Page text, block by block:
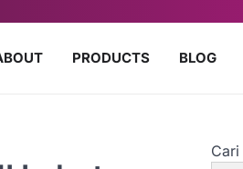
PRODUCTS BLOG
Cari